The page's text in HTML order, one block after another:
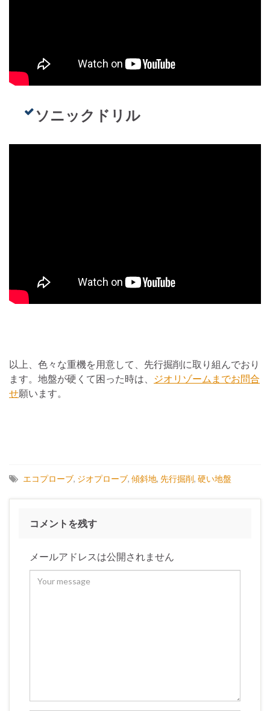
ソニックドリル
以上、色々な重機を用意して、先行掘削に取り組んでおり
ます。地盤が硬くて困った時は、
ジオリゾームまでお問合
せ願います。
エコプローブ, ジオプローブ, 傾斜地, 先行掘削, 硬い地盤
コメントを残す
メールアドレスは公開されません